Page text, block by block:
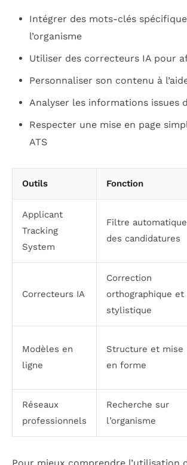
Intégrer des mots-clés
l’organisme
Utiliser des correcteurs IA pour
Personnaliser son contenu à
Analyser les informations issues
Respecter une mise en page
ATS
Outils Fonction
Applicant
Tracking
System
Filtre automatique
des candidatures
Correcteurs IA
Correction
orthographique et
stylistique
Modèles en
ligne
Structure et mise
en forme
Réseaux
professionnels
Recherche sur
l’organisme